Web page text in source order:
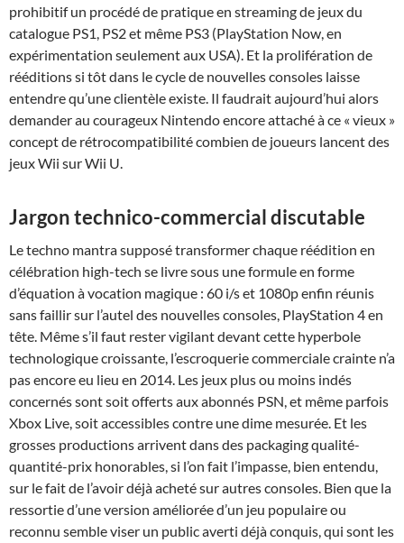
prohibitif un procédé de pratique en streaming de jeux du
catalogue PS1, PS2 et même PS3 (PlayStation Now, en
expérimentation seulement aux USA). Et la prolifération de
rééditions si tôt dans le cycle de nouvelles consoles laisse
entendre qu’une clientèle existe. Il faudrait aujourd’hui alors
demander au courageux Nintendo encore attaché à ce « vieux »
concept de rétrocompatibilité combien de joueurs lancent des
jeux Wii sur Wii U.
Jargon technico-commercial discutable
Le techno mantra supposé transformer chaque réédition en
célébration high-tech se livre sous une formule en forme
d’équation à vocation magique : 60 i/s et 1080p enfin réunis
sans faillir sur l’autel des nouvelles consoles, PlayStation 4 en
tête. Même s’il faut rester vigilant devant cette hyperbole
technologique croissante, l’escroquerie commerciale crainte n’a
pas encore eu lieu en 2014. Les jeux plus ou moins indés
concernés sont soit offerts aux abonnés PSN, et même parfois
Xbox Live, soit accessibles contre une dime mesurée. Et les
grosses productions arrivent dans des packaging qualité-
quantité-prix honorables, si l’on fait l’impasse, bien entendu,
sur le fait de l’avoir déjà acheté sur autres consoles. Bien que la
ressortie d’une version améliorée d’un jeu populaire ou
reconnu semble viser un public averti déjà conquis, qui sont les